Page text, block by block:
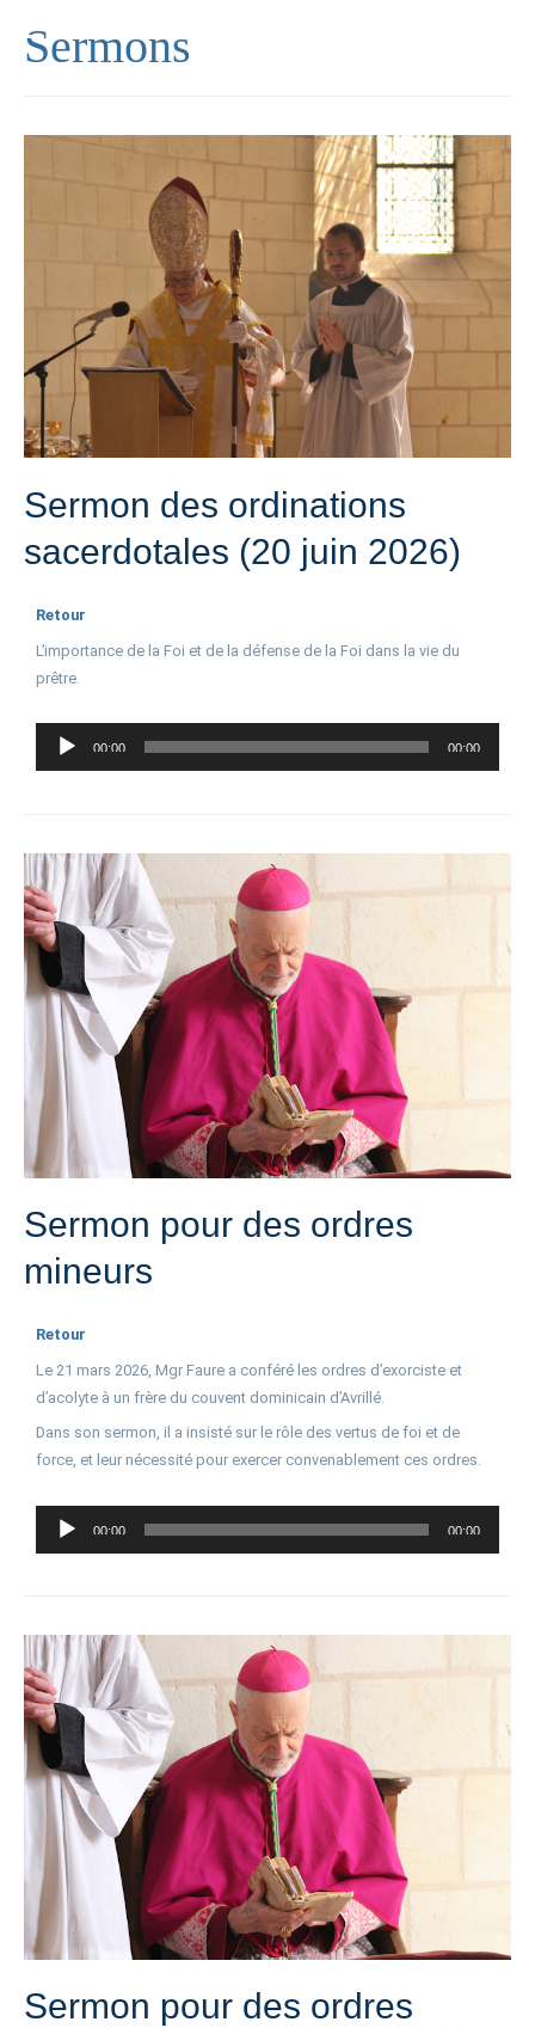
Sermons
Sermon des ordinations
sacerdotales (20 juin 2026)
Retour
L’importance de la Foi et de la défense de la Foi dans la vie du
prêtre.
Lecteur
00:00 00:00
Sermon pour des ordres
mineurs
Retour
Le 21 mars 2026, Mgr Faure a conféré les ordres d’exorciste et
d’acolyte à un frère du couvent dominicain d’Avrillé.
Dans son sermon, il a insisté sur le rôle des vertus de foi et de
force, et leur nécessité pour exercer convenablement ces ordres.
Lecteur
00:00 00:00
Sermon pour des ordres